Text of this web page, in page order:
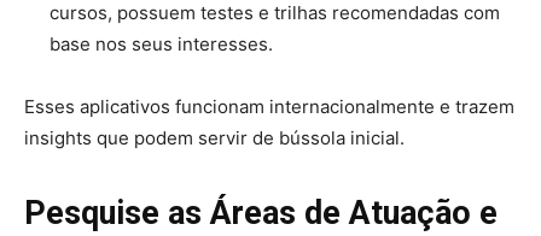
cursos, possuem testes e trilhas recomendadas com
base nos seus interesses.
Esses aplicativos funcionam internacionalmente e trazem
insights que podem servir de bússola inicial.
Pesquise as Áreas de Atuação e